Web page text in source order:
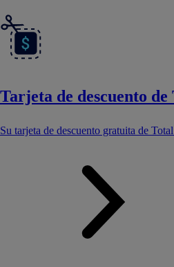
Tarjeta de descuento
Su tarjeta de descuento gratuita de